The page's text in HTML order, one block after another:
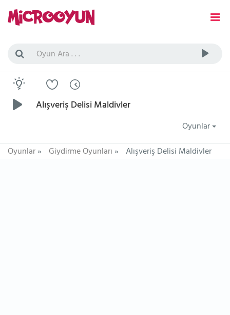
Alışveriş Delisi Maldivler
Oyunlar
Oyunlar» Giydirme Oyunları» Alışveriş Delisi Maldivler